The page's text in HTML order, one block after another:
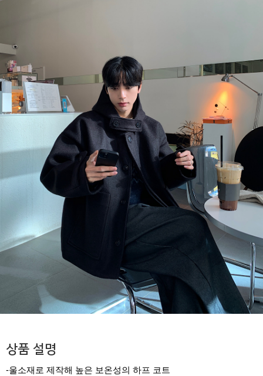
상품 설명
-울소재로 제작해 높은 보온성의 하프 코트